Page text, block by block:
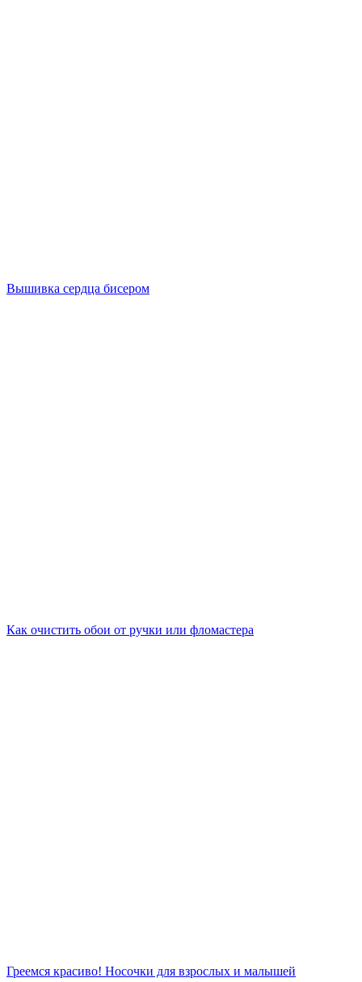
Вышивка сердца бисером
Как очистить обои от ручки или фломастера
Греемся красиво! Носочки для взрослых и малышей